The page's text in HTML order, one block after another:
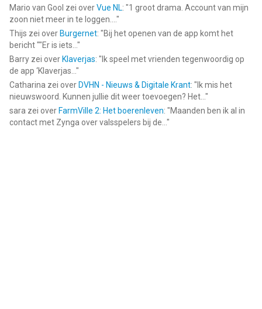
Mario van Gool zei overVue NL: "1 groot drama. Account van mijn
zoon niet meer in te loggen.... "
Thijs zei over Burgernet: "Bij het openen van de app komt het
bericht ""Er is iets... "
Barry zei over Klaverjas: " Ik speel met vrienden tegenwoordig op
de app ‘Klaverjas... "
Catharina zei over DVHN - Nieuws & Digitale Krant: " Ik mis het
nieuwswoord. Kunnen jullie dit weer toevoegen? Het... "
sara zei over FarmVille 2: Het boerenleven: "Maanden ben ik al in
contact met Zynga over valsspelers bij de... "